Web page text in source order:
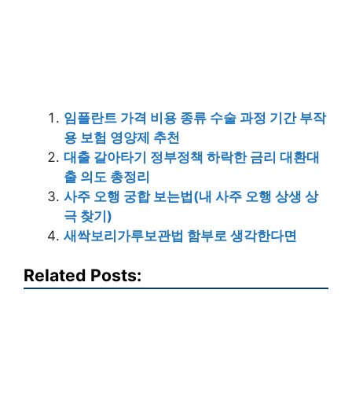
임플란트 가격 비용 종류 수술 과정 기간 부작
용 보험 영양제 추천
대출 갈아타기 정부정책 하락한 금리 대환대
출 의도 총정리
사주 오행 궁합 보는법(내 사주 오행 상생 상
극 찾기)
새싹보리가루보관법 함부로 생각한다면
Related Posts: